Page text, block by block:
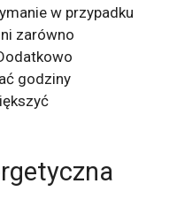
w przypadku
zarówno
godziny